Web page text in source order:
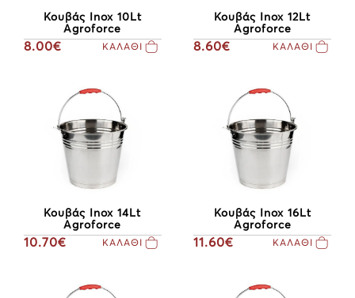
Κουβάς Inox 10Lt
Agroforce
8.00€ ΚΑΛΑΘΙ
Κουβάς Inox 12Lt
Agroforce
8.60€ ΚΑΛΑΘΙ
Κουβάς Inox 14Lt
Agroforce
10.70€ ΚΑΛΑΘΙ
Κουβάς Inox 16Lt
Agroforce
11.60€ ΚΑΛΑΘΙ